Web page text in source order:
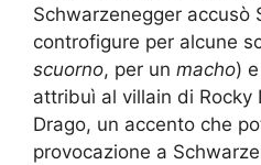
Schwarzenegger accusò
controfigure per alcune
scuorno, per un macho)
attribuì al villain di Rocky
Drago, un accento che
provocazione a